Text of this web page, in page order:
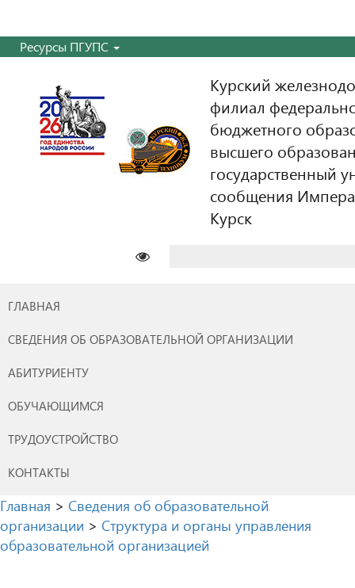
Ресурсы ПГУПС
Курский
филиал
бюджетного
высшего
государственный
сообщения
Курск
ГЛАВНАЯ
СВЕДЕНИЯ ОБ ОБРАЗОВАТЕЛЬНОЙ ОРГАНИЗАЦИИ
АБИТУРИЕНТУ
ОБУЧАЮЩИМСЯ
ТРУДОУСТРОЙСТВО
КОНТАКТЫ
Главная > Сведения об образовательной
организации > Структура и органы управления
образовательной организацией